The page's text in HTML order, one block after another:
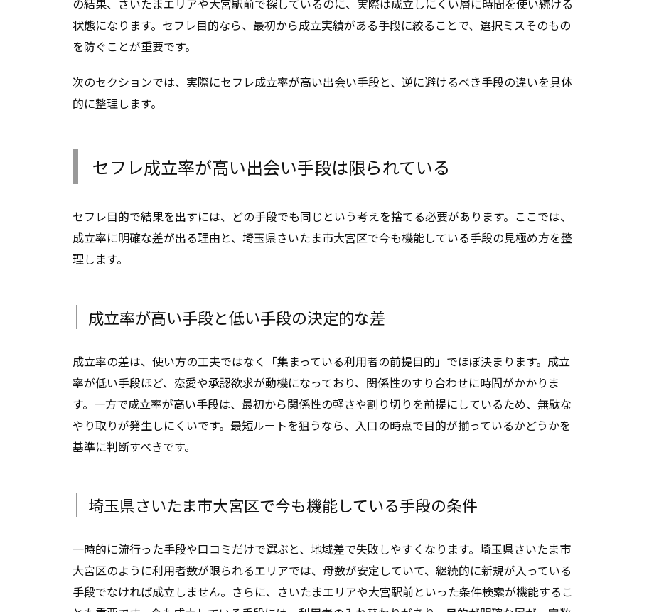
状態になります。セフレ目的なら、最初から成立実績がある手段に絞ることで、選択ミスそのもの
を防ぐことが重要です。
次のセクションでは、実際にセフレ成立率が高い出会い手段と、逆に避けるべき手段の違いを具体
的に整理します。
セフレ成立率が高い出会い手段は限られている
セフレ目的で結果を出すには、どの手段でも同じという考えを捨てる必要があります。ここでは、
成立率に明確な差が出る理由と、埼玉県さいたま市大宮区で今も機能している手段の見極め方を整
理します。
成立率が高い手段と低い手段の決定的な差
成立率の差は、使い方の工夫ではなく「集まっている利用者の前提目的」でほぼ決まります。成立
率が低い手段ほど、恋愛や承認欲求が動機になっており、関係性のすり合わせに時間がかかりま
す。一方で成立率が高い手段は、最初から関係性の軽さや割り切りを前提にしているため、無駄な
やり取りが発生しにくいです。最短ルートを狙うなら、入口の時点で目的が揃っているかどうかを
基準に判断すべきです。
埼玉県さいたま市大宮区で今も機能している手段の条件
一時的に流行った手段や口コミだけで選ぶと、地域差で失敗しやすくなります。埼玉県さいたま市
大宮区のように利用者数が限られるエリアでは、母数が安定していて、継続的に新規が入っている
手段でなければ成立しません。さらに、さいたまエリアや大宮駅前といった条件検索が機能するこ